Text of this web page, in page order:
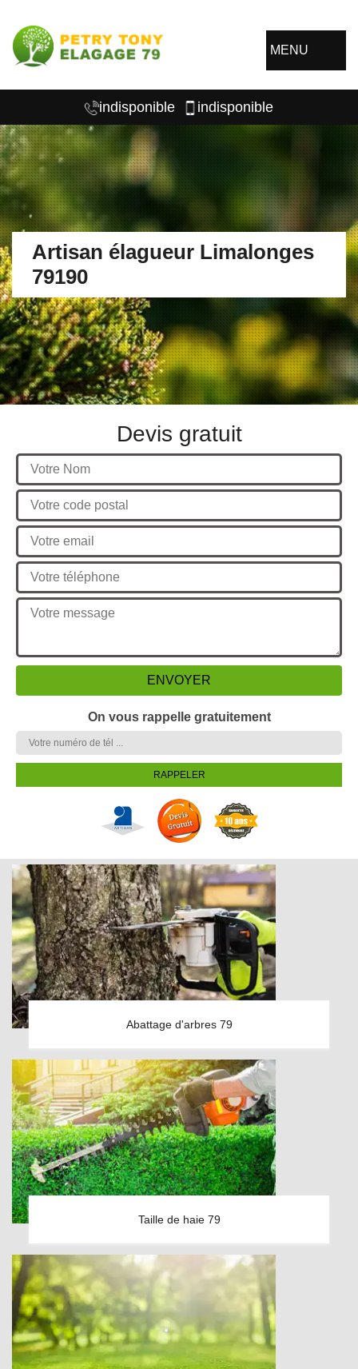
MENU
indisponible indisponible
Artisan élagueur Limalonges
79190
Devis gratuit
On vous rappelle gratuitement
Abattage d'arbres 79
Taille de haie 79